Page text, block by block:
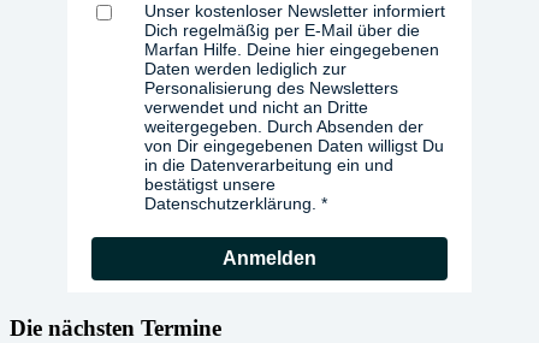
Unser kostenloser Newsletter informiert
Dich regelmäßig per E-Mail über die
Marfan Hilfe. Deine hier eingegebenen
Daten werden lediglich zur
Personalisierung des Newsletters
verwendet und nicht an Dritte
weitergegeben. Durch Absenden der
von Dir eingegebenen Daten willigst Du
in die Datenverarbeitung ein und
bestätigst unsere
Datenschutzerklärung.
Anmelden
Die nächsten Termine